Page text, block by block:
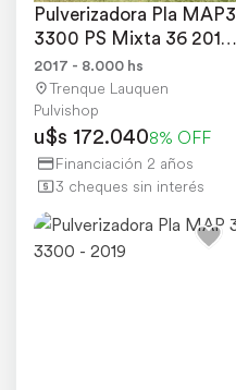
Pulverizadora Pla MAP3
3300 PS Mixta 36 2017
8000hs
2017 - 8.000 hs
Trenque Lauquen
Pulvishop
u$s 172.0408% OFF
Financiación 2 años
3 cheques sin interés